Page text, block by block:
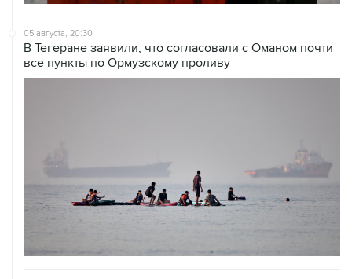
05 августа, 20:30
В Тегеране заявили, что согласовали с Оманом почти
все пункты по Ормузскому проливу